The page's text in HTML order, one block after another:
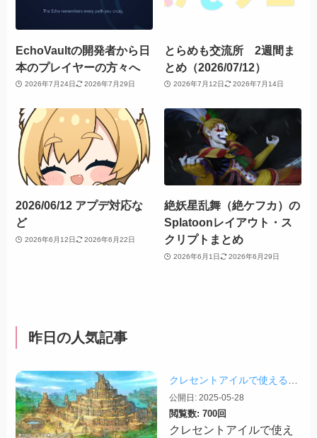
EchoVaultの開発者から日
本のプレイヤーの方々へ
2026年7月24日 2026年7月29日
とらめも交流所 2週間ま
とめ（2026/07/12）
2026年7月12日 2026年7月14日
2026/06/12 アプデ対応な
ど
2026年6月12日 2026年6月22日
絶妖星乱舞（絶ケフカ）の
Splatoonレイアウト・ス
クリプトまとめ
2026年6月1日 2026年6月29日
昨日の人気記事
公開日: 2025-05-28
閲覧数: 700回
クレセントアイルで使え